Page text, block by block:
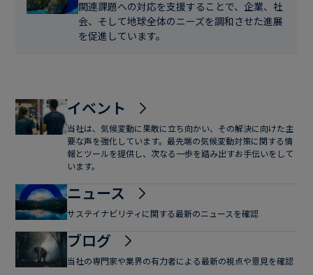
ナ
ン
関連課題への対応を支援することで、企業、社
会、そして地球全体のニーズを調和させた進展
を促進しています。
イベント
当社は、気候変動に果敢に立ち向かい、その解決に向けた主
要な声を強化しています。最先端の気候変動対策に関する情
報とツールを提供し、次なる一歩を踏み出すお手伝いをして
います。
ニュース
サステイナビリティに関する最新のニュースを確認
ブログ
当社の専門家や業界の有力者による最新の視点や意見を確認